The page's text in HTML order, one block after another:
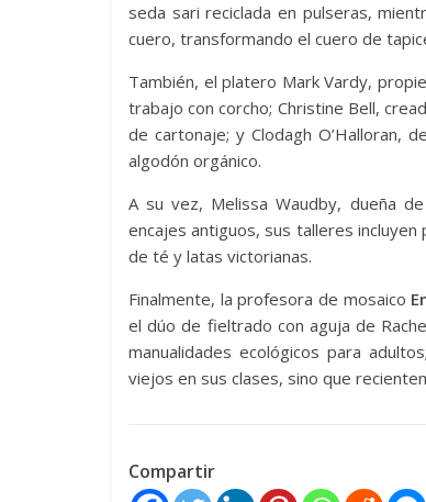
seda sari reciclada en pulseras,
cuero, transformando el cuero de
También, el platero Mark Vardy,
trabajo con corcho; Christine Bell,
de cartonaje; y Clodagh O’Halloran,
algodón orgánico.
A su vez, Melissa Waudby, dueña de
encajes antiguos, sus talleres
de té y latas victorianas.
Finalmente, la profesora de mosaico
el dúo de fieltrado con aguja de
manualidades ecológicos para
viejos en sus clases, sino que
Compartir